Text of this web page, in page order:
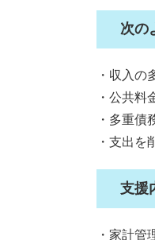
次の
・収入の
・公共料
・多重債
・支出
支援
・家計管